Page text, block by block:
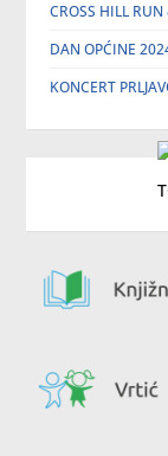
CROSS HILL
DAN OPĆINE
KONCERT